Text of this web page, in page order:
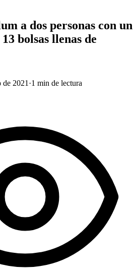
a dos personas con un
bolsas llenas de
de 2021 ·1 min de lectura